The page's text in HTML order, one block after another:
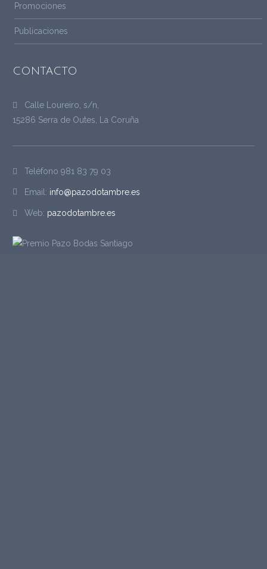
Promociones
Publicaciones
CONTACTO
Calle Loureiro, s/n,
15286 Serra de Outes, La Coruña
Teléfono 981 83 79 03
Email: info@pazodotambre.es
Web: pazodotambre.es